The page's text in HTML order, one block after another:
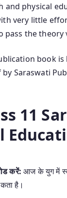
and physical
very little
pass the theory
book
Saraswati
11
करें:आज के युग में
है।